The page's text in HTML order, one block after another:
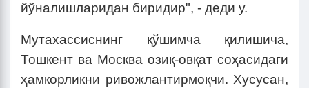
йўналишларидан биридир", - деди у.
Мутахассиснинг қўшимча қилишича,
Тошкент ва Москва озиқ-овқат соҳасидаги
ҳамкорликни ривожлантирмоқчи. Хусусан,